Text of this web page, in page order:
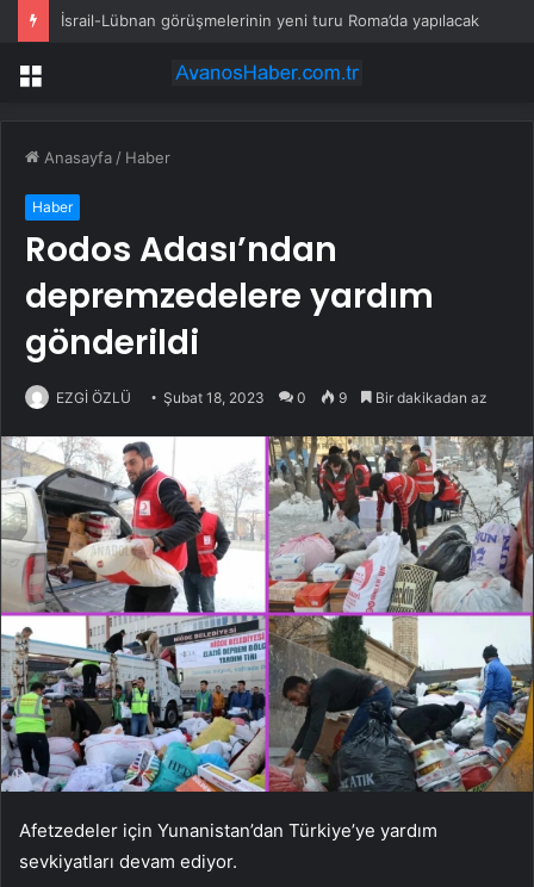
İsrail-Lübnan görüşmelerinin yeni turu Roma’da yapılacak
Menü
Anasayfa / Haber
Haber
Rodos Adası’ndan
depremzedelere yardım
gönderildi
EZGİ ÖZLÜ Şubat 18, 2023 0 9 Bir dakikadan az
Afetzedeler için Yunanistan’dan Türkiye’ye yardım
sevkiyatları devam ediyor.